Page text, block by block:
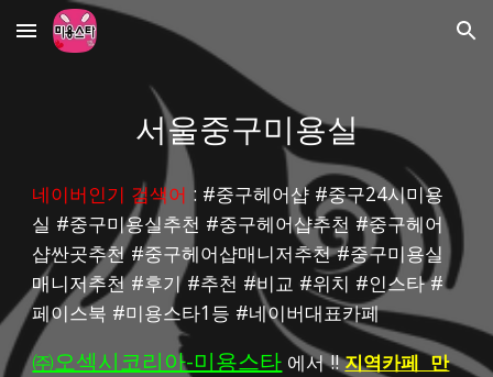
Skip to main content Skip to navigation
서울중구미용실
네이버인기 검색어 : #중구헤어샵 #중구24시미용
실 #중구미용실추천 #중구헤어샵추천 #중구헤어
샵싼곳추천 #중구헤어샵매니저추천 #중구미용실
매니저추천 #후기 #추천 #비교 #위치 #인스타 #
페이스북 #미용스타1등 #네이버대표카페
㈜오섹시코리아-미용스타 에서 !! 지역카페  만